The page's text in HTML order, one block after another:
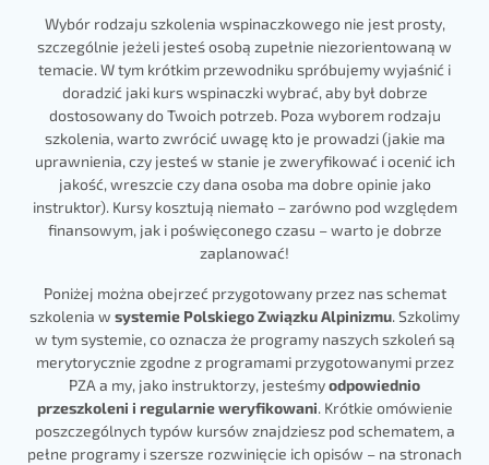
Wybór rodzaju szkolenia wspinaczkowego nie jest prosty,
szczególnie jeżeli jesteś osobą zupełnie niezorientowaną w
temacie. W tym krótkim przewodniku spróbujemy wyjaśnić i
doradzić jaki kurs wspinaczki wybrać, aby był dobrze
dostosowany do Twoich potrzeb. Poza wyborem rodzaju
szkolenia, warto zwrócić uwagę kto je prowadzi (jakie ma
uprawnienia, czy jesteś w stanie je zweryfikować i ocenić ich
jakość, wreszcie czy dana osoba ma dobre opinie jako
instruktor). Kursy kosztują niemało – zarówno pod względem
finansowym, jak i poświęconego czasu – warto je dobrze
zaplanować!
Poniżej można obejrzeć przygotowany przez nas schemat
szkolenia w systemie Polskiego Związku Alpinizmu. Szkolimy
w tym systemie, co oznacza że programy naszych szkoleń są
merytorycznie zgodne z programami przygotowanymi przez
PZA a my, jako instruktorzy, jesteśmyodpowiednio
przeszkoleni i regularnie weryfikowani. Krótkie omówienie
poszczególnych typów kursów znajdziesz pod schematem, a
pełne programy i szersze rozwinięcie ich opisów – na stronach